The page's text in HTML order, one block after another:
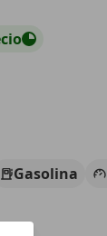
Gasolina